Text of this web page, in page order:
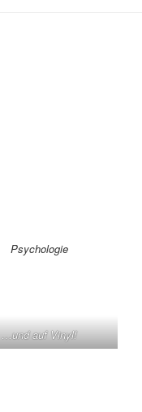
Psychologie
…und auf Vinyl!